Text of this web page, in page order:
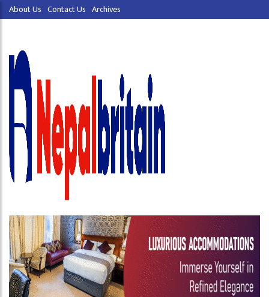
About Us Contact Us Archives